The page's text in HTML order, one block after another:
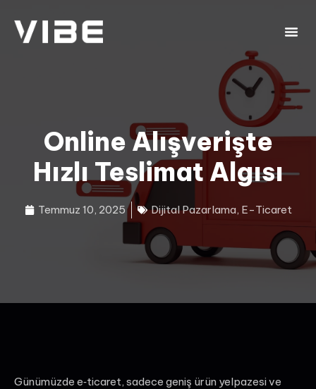
Online Alışverişte
Hızlı Teslimat Algısı
Temmuz 10, 2025 Dijital Pazarlama, E-Ticaret
Günümüzde e‑ticaret, sadece geniş ürün yelpazesi ve